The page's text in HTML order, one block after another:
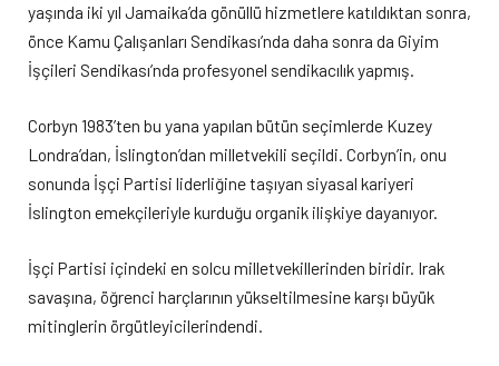
yaşında iki yıl Jamaika’da gönüllü hizmetlere katıldıktan sonra,
önce Kamu Çalışanları Sendikası’nda daha sonra da Giyim
İşçileri Sendikası’nda profesyonel sendikacılık yapmış.
Corbyn 1983’ten bu yana yapılan bütün seçimlerde Kuzey
Londra’dan, İslington’dan milletvekili seçildi. Corbyn’in, onu
sonunda İşçi Partisi liderliğine taşıyan siyasal kariyeri
İslington emekçileriyle kurduğu organik ilişkiye dayanıyor.
İşçi Partisi içindeki en solcu milletvekillerinden biridir. Irak
savaşına, öğrenci harçlarının yükseltilmesine karşı büyük
mitinglerin örgütleyicilerindendi.